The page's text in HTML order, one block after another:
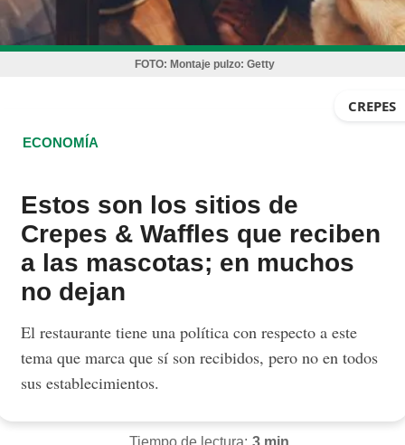
FOTO: Montaje pulzo: Getty
CREPES
ECONOMÍA
Estos son los sitios de
Crepes & Waffles que reciben
a las mascotas; en muchos
no dejan
El restaurante tiene una política con respecto a este
tema que marca que sí son recibidos, pero no en todos
sus establecimientos.
Tiempo de lectura: 3 min